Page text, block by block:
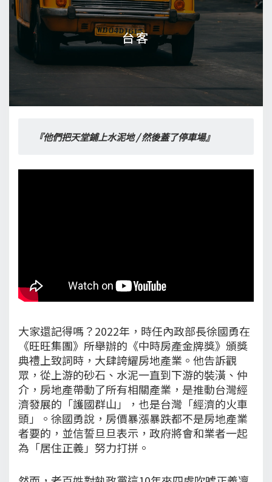
台客
台客
『他們把天堂鋪上水泥地 / 然後蓋了停車場』
大家還記得嗎？2022年，時任內政部長徐國勇在
《旺旺集團》所舉辦的《中時房產金牌獎》頒獎
典禮上致詞時，大肆誇耀房地產業。他告訴觀
眾，從上游的砂石、水泥一直到下游的裝潢、仲
介，房地產帶動了所有相關產業，是推動台灣經
濟發展的「護國群山」，也是台灣「經濟的火車
頭」。徐國勇說，房價暴漲暴跌都不是房地產業
者要的，並信誓旦旦表示，政府將會和業者一起
為「居住正義」努力打拼。